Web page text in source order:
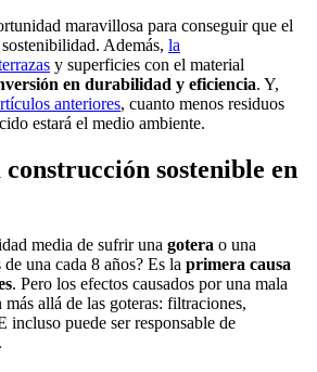
maravillosa para conseguir que el
Además, la
y superficies con el material
en durabilidad y eficiencia. Y,
anteriores, cuanto menos residuos
estará el medio ambiente.
sostenible en
media de sufrir una gotera o una
una cada 8 años? Es la primera causa
. Pero los efectos causados por una mala
allá de las goteras: filtraciones,
puede ser responsable de